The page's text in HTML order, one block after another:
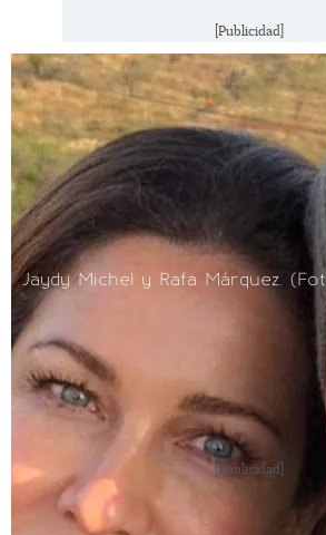
[Publicidad]
Jaydy Michel y Rafa Márquez.
[Publicidad]